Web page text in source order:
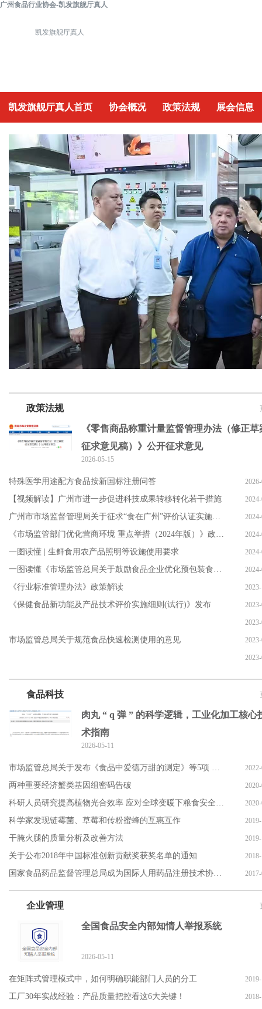
广州食品行业协会-凯发旗舰厅真人
凯发旗舰厅真人
凯发旗舰厅真人首页 协会概况 政策法规 展会信息
重要活动
政策法规
《零售商品称重计量监督管理办法（修正草
征求意见稿）》公开征求意见
2026-05-15
特殊医学用途配方食品按新国标注册问答
【视频解读】广州市进一步促进科技成果转移转化若干措施
广州市市场监督管理局关于征求“食在广州”评价认证实施规则范例
《市场监管部门优化营商环境 重点举措（2024年版）》政策解
一图读懂 | 生鲜食用农产品照明等设施使用要求
一图读懂《市场监管总局关于鼓励食品企业优化预包装食品生产日期
《行业标准管理办法》政策解读
《保健食品新功能及产品技术评价实施细则(试行)》发布
市场监管总局关于规范食品快速检测使用的意见
食品科技
肉丸 “ q 弹 ” 的科学逻辑，工业化加工核心
术指南
2026-05-11
市场监管总局关于发布《食品中爱德万甜的测定》等5项 食品补
两种重要经济蟹类基因组密码告破
科研人员研究提高植物光合效率 应对全球变暖下粮食安全挑战
科学家发现链霉菌、草莓和传粉蜜蜂的互惠互作
干腌火腿的质量分析及改善方法
关于公布2018年中国标准创新贡献奖获奖名单的通知
国家食品药品监督管理总局成为国际人用药品注册技术协调会（ic
企业管理
全国食品安全内部知情人举报系统
2026-05-11
在矩阵式管理模式中，如何明确职能部门人员的分工
工厂30年实战经验：产品质量把控看这6大关键！